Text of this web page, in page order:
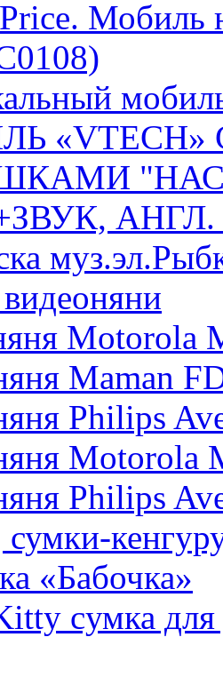
Мобиль
АНГЛ.
Motorola
Maman
Philips
Motorola
Philips
«Бабочка»
cумка для